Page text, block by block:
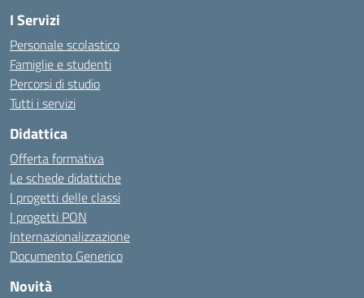
I Servizi
Personale scolastico
Famiglie e studenti
Percorsi di studio
Tutti i servizi
Didattica
Offerta formativa
Le schede didattiche
I progetti delle classi
I progetti PON
Internazionalizzazione
Documento Generico
Novità